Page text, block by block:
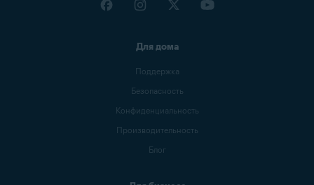
Для дома
Поддержка
Безопасность
Конфиденциальность
Производительность
Блог